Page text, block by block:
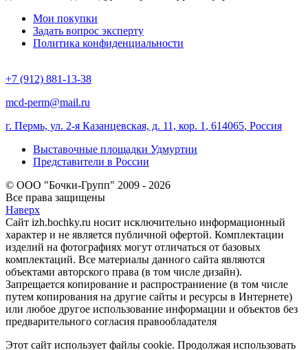
Мои покупки
Задать вопрос эксперту
Политика конфиденциальности
+7 (912) 881-13-38
mcd-perm@mail.ru
г. Пермь, ул. 2-я Казанцевская, д. 11, кор. 1 , 614065, Россия
Выставочные площадки Удмуртии
Представители в России
© ООО "Бочки-Групп" 2009 - 2026
Все права защищены
Наверх
Сайт izh.bochky.ru носит исключительно информационный
характер и не является публичной офертой. Комплектации
изделий на фотографиях могут отличаться от базовых
комплектаций. Все материалы данного сайта являются
объектами авторского права (в том числе дизайн).
Запрещается копирование и распространиение (в том числе
путем копирования на другие сайты и ресурсы в Интернете)
или любое другое использование информации и объектов без
предварительного согласия правообладателя
Этот сайт использует файлы cookie. Продолжая использовать